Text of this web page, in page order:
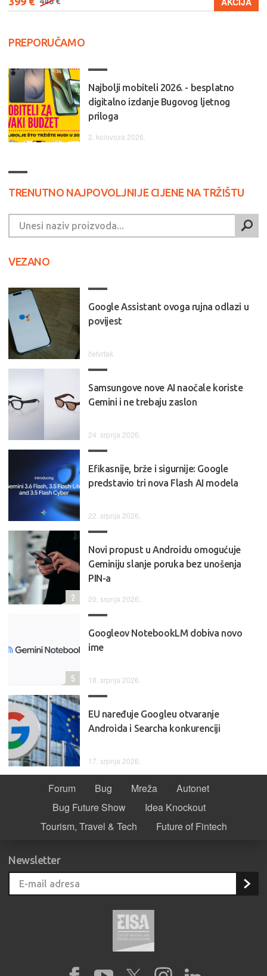
PREPORUČAMO
Najbolji mobiteli 2026. - besplatno
digitalno izdanje Bugovog ljetnog
priloga
2. kolovoza 2026.
TRENUTNO NAJPOVOLJNIJE CIJENE NA TRŽIŠTU
VEZANO
Google Assistant ovoga rujna odlazi u
povijest
četvrtak
Samsungove nove AI naočale koriste
Gemini i ne trebaju zaslon
24. srpnja 2026.
Efikasnije, brže i sigurnije: Google
predstavio tri nova Flash AI modela
22. srpnja 2026.
Novi propust u Androidu omogućuje
Geminiju slanje poruka bez unošenja
PIN-a
20. srpnja 2026.
2
Googleov NotebookLM dobiva novo
ime
18. srpnja 2026.
5
EU naređuje Googleu otvaranje
Androida i Searcha konkurenciji
17. srpnja 2026.
Forum Bug Mreža
Autonet
Bug Future Show
Idea Knockout
Tourism, Travel & Tech
Future of Fintech
Newsletter